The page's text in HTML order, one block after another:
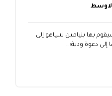
بها بنيامين نتنياهو إلى
دعوة ودية؛…